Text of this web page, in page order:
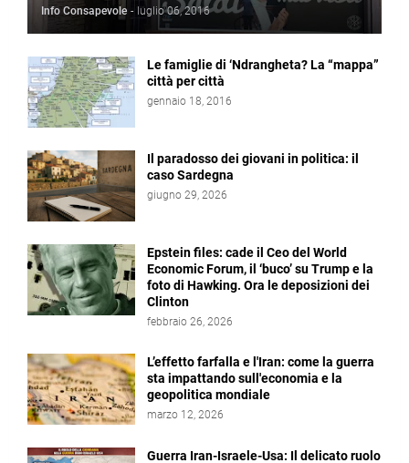
Info Consapevole - luglio 06, 2016
Le famiglie di ‘Ndrangheta? La “mappa”
città per città
gennaio 18, 2016
Il paradosso dei giovani in politica: il
caso Sardegna
giugno 29, 2026
Epstein files: cade il Ceo del World
Economic Forum, il ‘buco’ su Trump e la
foto di Hawking. Ora le deposizioni dei
Clinton
febbraio 26, 2026
L’effetto farfalla e l'Iran: come la guerra
sta impattando sull'economia e la
geopolitica mondiale
marzo 12, 2026
Guerra Iran-Israele-Usa: Il delicato ruolo